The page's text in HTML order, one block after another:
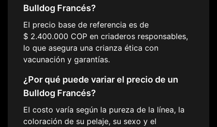
Bulldog Francés?
El precio base de referencia es de
$ 2.400.000 COP en criaderos responsables,
lo que asegura una crianza ética con
vacunación y garantías.
¿Por qué puede variar el precio de un
Bulldog Francés?
El costo varía según la pureza de la línea, la
coloración de su pelaje, su sexo y el